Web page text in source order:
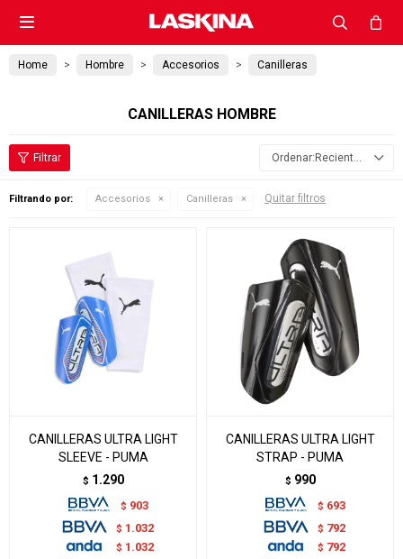

Home Hombre Accesorios Canilleras
CANILLERAS HOMBRE
Recientes
Filtrando por: Accesorios Canilleras Quitar filtros
CANILLERAS ULTRA LIGHT
SLEEVE - PUMA
$ 1.290
$ 903
$ 1.032
$ 1.032
CANILLERAS ULTRA LIGHT
STRAP - PUMA
$ 990
$ 693
$ 792
$ 792